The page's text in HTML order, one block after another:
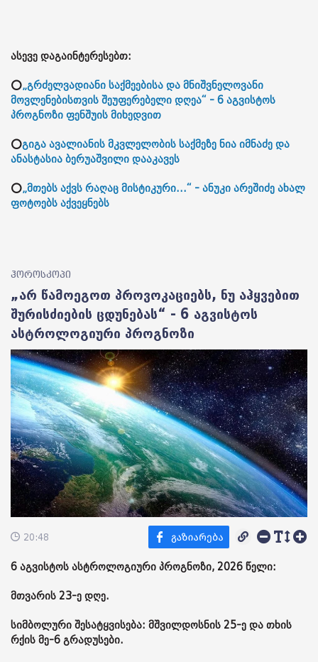
ასევე დაგაინტერესებთ:
⭕„გრძელვადიანი საქმეებისა და მნიშვნელოვანი
მოვლენებისთვის შეუფერებელი დღეა“ - 6 აგვისტოს
პროგნოზი ფენშუის მიხედვით
⭕გიგა ავალიანის მკვლელობის საქმეზე ნია იმნაძე და
ანასტასია ბერუაშვილი დააკავეს
⭕„მთებს აქვს რაღაც მისტიკური...“ - ანუკი არეშიძე ახალ
ფოტოებს აქვეყნებს
ჰოროსკოპი
„არ წამოეგოთ პროვოკაციებს, ნუ აჰყვებით
შურისძიების ცდუნებას“ - 6 აგვისტოს
ასტროლოგიური პროგნოზი
20:48
6 აგვისტოს ასტროლოგიური პროგნოზი, 2026 წელი:
მთვარის 23-ე დღე.
სიმბოლური შესატყვისება: მშვილდოსნის 25-ე და თხის
რქის მე-6 გრადუსები.